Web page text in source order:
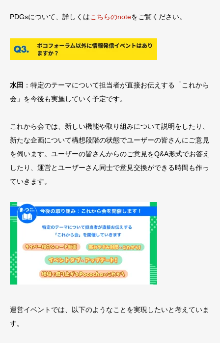
PDGsについて、詳しくはこちらのnoteをご覧ください。
水田 ：特定のテーマについて担当者が直接お伝えする「これから
会」を今後も実施していく予定です。
これから会では、新しい機能や取り組みについて説明をしたり、
新たな企画について構想段階の状態でユーザーの皆さんにご意見
を伺います。ユーザーの皆さんからのご意見をQ&A形式でお答え
したり、運営とユーザーさん同士で意見交換ができる時間も作っ
ていきます。
運営イベントでは、以下のようなことを実現したいと考えていま
す。